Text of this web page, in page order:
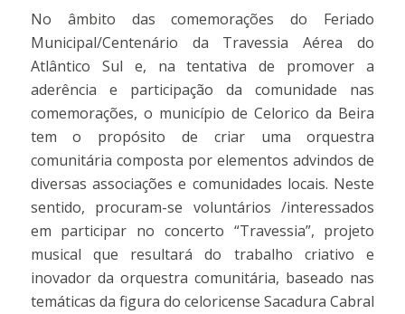
No âmbito das comemorações do Feriado
Municipal/Centenário da Travessia Aérea do
Atlântico Sul e, na tentativa de promover a
aderência e participação da comunidade nas
comemorações, o município de Celorico da Beira
tem o propósito de criar uma orquestra
comunitária composta por elementos advindos de
diversas associações e comunidades locais. Neste
sentido, procuram-se voluntários /interessados
em participar no concerto “Travessia”, projeto
musical que resultará do trabalho criativo e
inovador da orquestra comunitária, baseado nas
temáticas da figura do celoricense Sacadura Cabral